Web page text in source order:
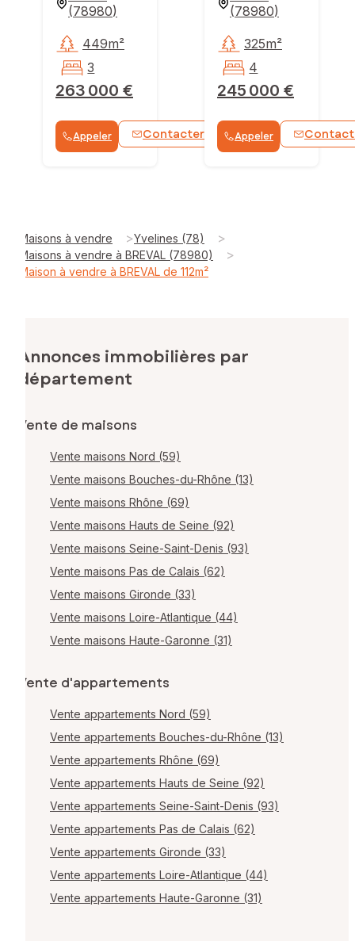
(78980)
263 000 €
449m²
3
Appeler Contacter WhatsApp
(78980)
245 000 €
325m²
4
Appeler
Maisons à vendre >Yvelines (78) >
Maisons à vendre à BREVAL (78980) >
Maison à vendre à BREVAL de 112m²
Annonces immobilières par
département
Vente de maisons
Vente maisons Nord (59)
Vente maisons Bouches-du-Rhône (13)
Vente maisons Rhône (69)
Vente maisons Hauts de Seine (92)
Vente maisons Seine-Saint-Denis (93)
Vente maisons Pas de Calais (62)
Vente maisons Gironde (33)
Vente maisons Loire-Atlantique (44)
Vente maisons Haute-Garonne (31)
Vente d'appartements
Vente appartements Nord (59)
Vente appartements Bouches-du-Rhône (13)
Vente appartements Rhône (69)
Vente appartements Hauts de Seine (92)
Vente appartements Seine-Saint-Denis (93)
Vente appartements Pas de Calais (62)
Vente appartements Gironde (33)
Vente appartements Loire-Atlantique (44)
Vente appartements Haute-Garonne (31)